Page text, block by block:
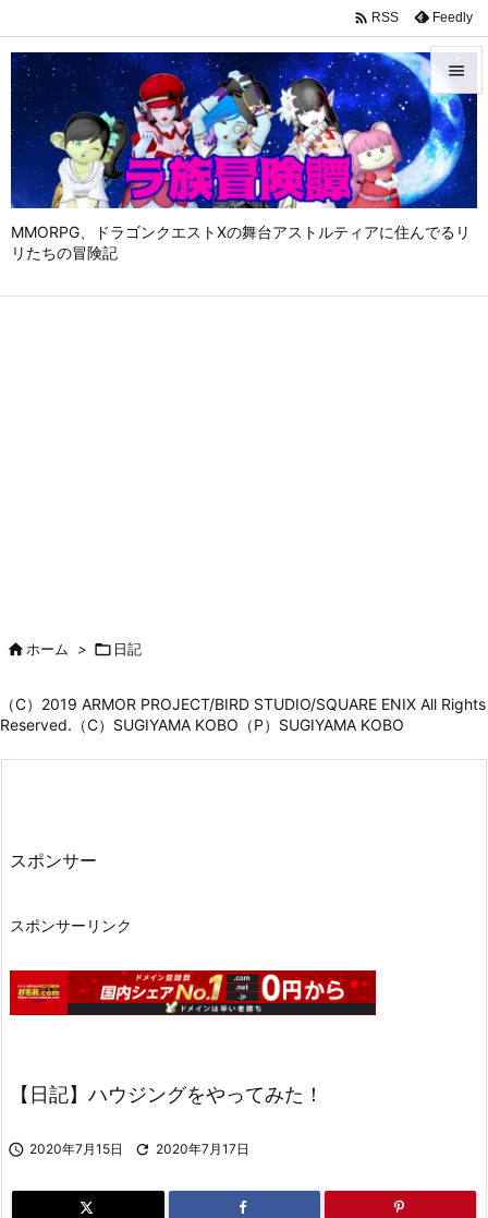
MMORPG、ドラゴンクエストⅩの舞台アストルティアに住んでるリ
リたちの冒険記


メニュ

サイド

 RSS Feedly
ホーム >  日記
（C）2019 ARMOR PROJECT/BIRD STUDIO/SQUARE ENIX All Rights
Reserved.（C）SUGIYAMA KOBO（P）SUGIYAMA KOBO
スポンサー
スポンサーリンク
【日記】ハウジングをやってみた！
 2020年7月15日  2020年7月17日